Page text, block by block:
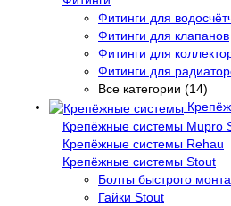
Фитинги для
Фитинги для клапанов
Фитинги для
Фитинги для
Все категории (14)
Крепёжные системы Mupro
Крепёжные системы Rehau
Крепёжные системы Stout
Болты быстрого
Гайки Stout